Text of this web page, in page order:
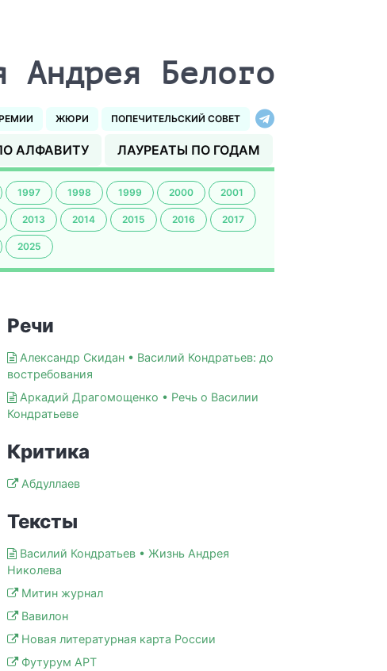
Андрея Белого
ЖЮРИ ПОПЕЧИТЕЛЬСКИЙ СОВЕТ
АЛФАВИТУ ЛАУРЕАТЫ ПО ГОДАМ
1997 1998 1999 2000 2001
2013 2014 2015 2016 2017
2025
Речи
Александр Скидан • Василий Кондратьев: до
востребования
Аркадий Драгомощенко • Речь о Василии
Кондратьеве
Критика
Абдуллаев
Тексты
Василий Кондратьев • Жизнь Андрея
Николева
Митин журнал
Вавилон
Новая литературная карта России
Футурум АРТ